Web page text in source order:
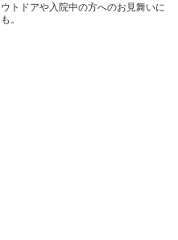
ウトドアや入院中の方へのお見舞いに
も。